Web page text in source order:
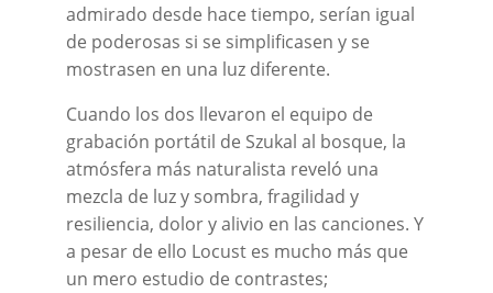
admirado desde hace tiempo, serían igual
de poderosas si se simplificasen y se
mostrasen en una luz diferente.
Cuando los dos llevaron el equipo de
grabación portátil de Szukal al bosque, la
atmósfera más naturalista reveló una
mezcla de luz y sombra, fragilidad y
resiliencia, dolor y alivio en las canciones. Y
a pesar de ello Locust es mucho más que
un mero estudio de contrastes;